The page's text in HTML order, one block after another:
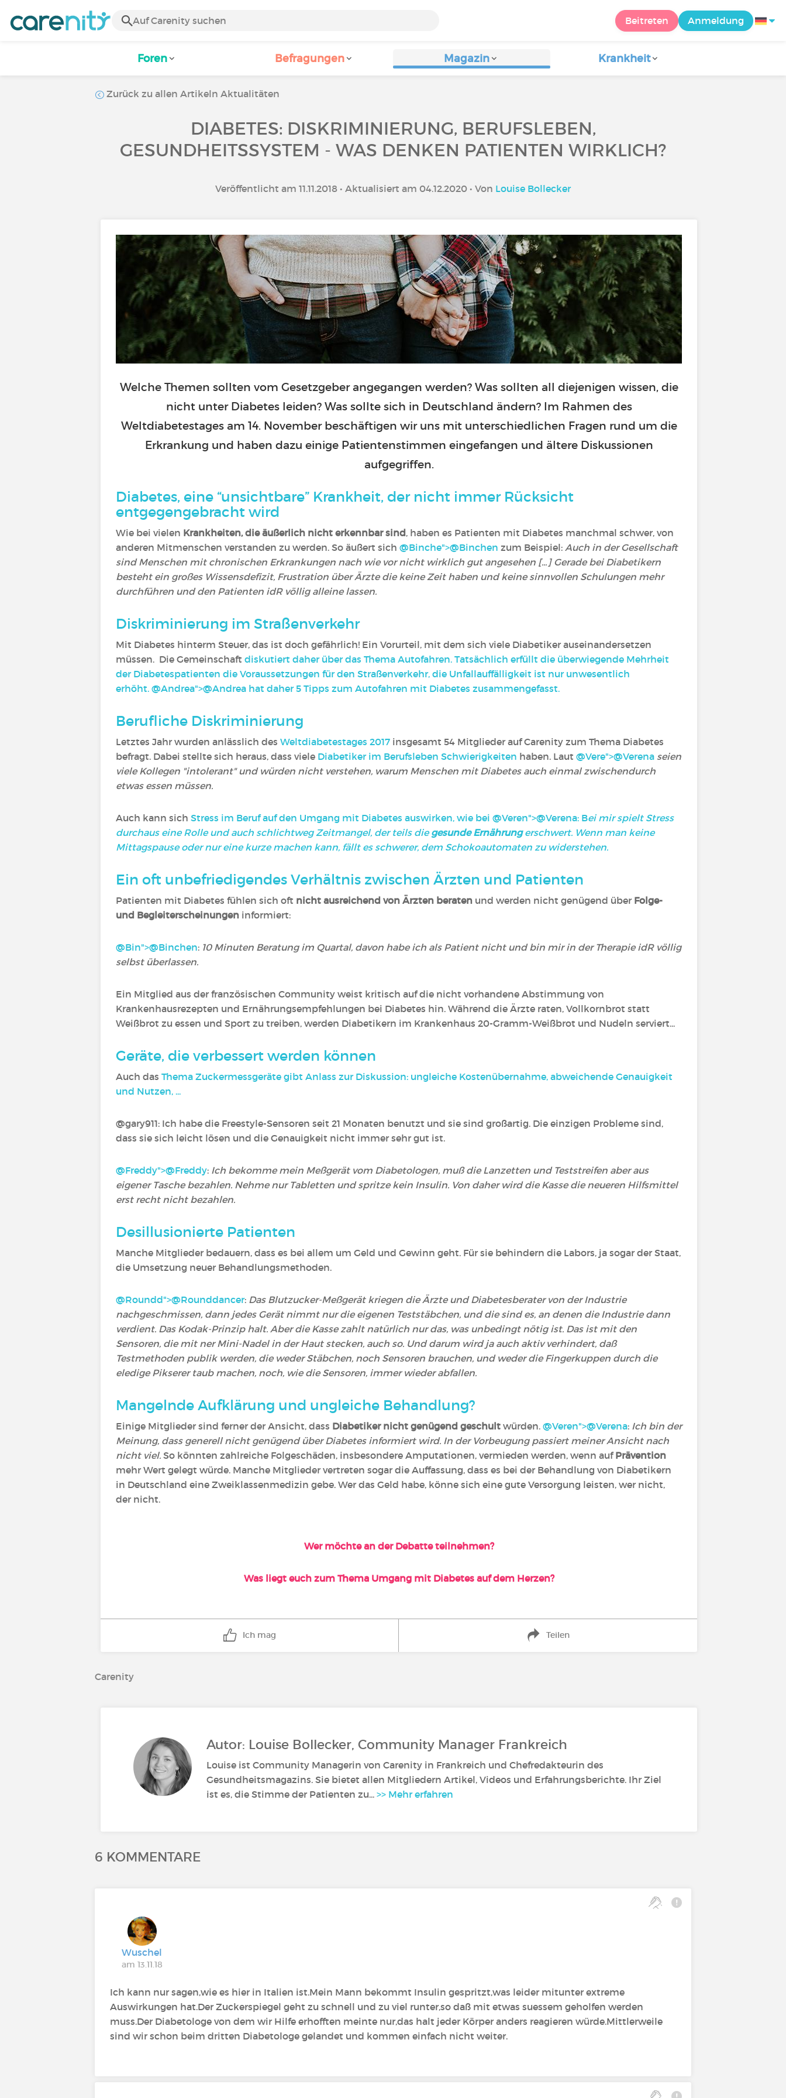
Beitreten Anmeldung
Foren Befragungen Magazin Krankheit
Zurück zu allen Artikeln Aktualitäten
DIABETES: DISKRIMINIERUNG, BERUFSLEBEN,
GESUNDHEITSSYSTEM - WAS DENKEN PATIENTEN WIRKLICH?
Veröffentlicht am 11.11.2018 • Aktualisiert am 04.12.2020 • Von Louise Bollecker
Welche Themen sollten vom Gesetzgeber angegangen werden? Was sollten all diejenigen wissen, die
nicht unter Diabetes leiden? Was sollte sich in Deutschland ändern? Im Rahmen des
Weltdiabetestages am 14. November beschäftigen wir uns mit unterschiedlichen Fragen rund um die
Erkrankung und haben dazu einige Patientenstimmen eingefangen und ältere Diskussionen
aufgegriffen.
Diabetes, eine “unsichtbare” Krankheit, der nicht immer Rücksicht
entgegengebracht wird
Wie bei vielen Krankheiten, die äußerlich nicht erkennbar sind, haben es Patienten mit Diabetes manchmal schwer, von
anderen Mitmenschen verstanden zu werden. So äußert sich @Binche">@Binchen zum Beispiel: Auch in der Gesellschaft
sind Menschen mit chronischen Erkrankungen nach wie vor nicht wirklich gut angesehen [...] Gerade bei Diabetikern
besteht ein großes Wissensdefizit, Frustration über Ärzte die keine Zeit haben und keine sinnvollen Schulungen mehr
durchführen und den Patienten idR völlig alleine lassen.
Diskriminierung im Straßenverkehr
Mit Diabetes hinterm Steuer, das ist doch gefährlich! Ein Vorurteil, mit dem sich viele Diabetiker auseinandersetzen
müssen. Die Gemeinschaft diskutiert daher über das Thema Autofahren. Tatsächlich erfüllt die überwiegende Mehrheit
der Diabetespatienten die Voraussetzungen für den Straßenverkehr, die Unfallauffälligkeit ist nur unwesentlich
erhöht. @Andrea">@Andrea ‍ hat daher5 Tipps zum Autofahren mit Diabetes zusammengefasst.
Berufliche Diskriminierung
Letztes Jahr wurden anlässlich des Weltdiabetestages 2017 insgesamt 54 Mitglieder auf Carenity zum Thema Diabetes
befragt. Dabei stellte sich heraus, dass viele Diabetiker im Berufsleben Schwierigkeiten haben. Laut @Vere">@Verena seien
viele Kollegen "intolerant" und würden nicht verstehen, warum Menschen mit Diabetes auch einmal zwischendurch
etwas essen müssen.
Auch kann sich Stress im Beruf auf den Umgang mit Diabetes auswirken, wie bei @Veren">@Verena‍: Bei mir spielt Stress
durchaus eine Rolle und auch schlichtweg Zeitmangel, der teils diegesunde Ernährungerschwert. Wenn man keine
Mittagspause oder nur eine kurze machen kann, fällt es schwerer, dem Schokoautomaten zu widerstehen.
Ein oft unbefriedigendes Verhältnis zwischen Ärzten und Patienten
Patienten mit Diabetes fühlen sich oft nicht ausreichend von Ärzten beraten und werden nicht genügend über Folge-
und Begleiterscheinungen informiert:
@Bin">@Binchen‍: 10 Minuten Beratung im Quartal, davon habe ich als Patient nicht und bin mir in der Therapie idR völlig
selbst überlassen.
Ein Mitglied aus der französischen Community weist kritisch auf die nicht vorhandene Abstimmung von
Krankenhausrezepten und Ernährungsempfehlungen bei Diabetes hin. Während die Ärzte raten, Vollkornbrot statt
Weißbrot zu essen und Sport zu treiben, werden Diabetikern im Krankenhaus 20-Gramm-Weißbrot und Nudeln serviert...
Geräte, die verbessert werden können
Auch das Thema Zuckermessgeräte gibt Anlass zur Diskussion: ungleiche Kostenübernahme, abweichende Genauigkeit
und Nutzen, ...
@gary911: Ich habe die Freestyle-Sensoren seit 21 Monaten benutzt und sie sind großartig. Die einzigen Probleme sind,
dass sie sich leicht lösen und die Genauigkeit nicht immer sehr gut ist.
@Freddy">@Freddy: Ich bekomme mein Meßgerät vom Diabetologen, muß die Lanzetten und Teststreifen aber aus
eigener Tasche bezahlen. Nehme nur Tabletten und spritze kein Insulin. Von daher wird die Kasse die neueren Hilfsmittel
erst recht nicht bezahlen.
Desillusionierte Patienten
Manche Mitglieder bedauern, dass es bei allem um Geld und Gewinn geht. Für sie behindern die Labors, ja sogar der Staat,
die Umsetzung neuer Behandlungsmethoden.
@Roundd">@Rounddancer‍: Das Blutzucker-Meßgerät kriegen die Ärzte und Diabetesberater von der Industrie
nachgeschmissen, dann jedes Gerät nimmt nur die eigenen Teststäbchen, und die sind es, an denen die Industrie dann
verdient. Das Kodak-Prinzip halt. Aber die Kasse zahlt natürlich nur das, was unbedingt nötig ist. Das ist mit den
Sensoren, die mit ner Mini-Nadel in der Haut stecken, auch so. Und darum wird ja auch aktiv verhindert, daß
Testmethoden publik werden, die weder Stäbchen, noch Sensoren brauchen, und weder die Fingerkuppen durch die
eledige Pikserer taub machen, noch, wie die Sensoren, immer wieder abfallen.
Mangelnde Aufklärung und ungleiche Behandlung?
Einige Mitglieder sind ferner der Ansicht, dass Diabetiker nicht genügend geschult würden. @Veren">@Verena‍: Ich bin der
Meinung, dass generell nicht genügend über Diabetes informiert wird. In der Vorbeugung passiert meiner Ansicht nach
nicht viel. So könnten zahlreiche Folgeschäden, insbesondere Amputationen, vermieden werden, wenn aufPrävention
mehr Wert gelegt würde. Manche Mitglieder vertreten sogar die Auffassung, dass es bei der Behandlung von Diabetikern
in Deutschland eine Zweiklassenmedizin gebe. Wer das Geld habe, könne sich eine gute Versorgung leisten, wer nicht,
der nicht.
Wer möchte an der Debatte teilnehmen?
Was liegt euch zum Thema Umgang mit Diabetes auf dem Herzen?
Ich mag Teilen
Carenity
Autor: Louise Bollecker, Community Manager Frankreich
Louise ist Community Managerin von Carenity in Frankreich und Chefredakteurin des
Gesundheitsmagazins. Sie bietet allen Mitgliedern Artikel, Videos und Erfahrungsberichte. Ihr Ziel
ist es, die Stimme der Patienten zu... >> Mehr erfahren
6 KOMMENTARE
Wuschel
am 13.11.18
Ich kann nur sagen,wie es hier in Italien ist.Mein Mann bekommt Insulin gespritzt,was leider mitunter extreme
Auswirkungen hat.Der Zuckerspiegel geht zu schnell und zu viel runter,so daß mit etwas suessem geholfen werden
muss.Der Diabetologe von dem wir Hilfe erhofften meinte nur,das halt jeder Körper anders reagieren würde.Mittlerweile
sind wir schon beim dritten Diabetologe gelandet und kommen einfach nicht weiter.